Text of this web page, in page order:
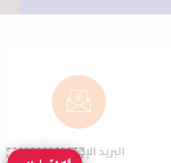
البريد الإلكتروني